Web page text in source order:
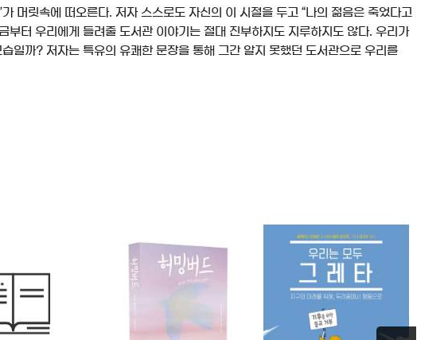
머릿속에 떠오른다. 저자 스스로도 자신의 이 시절을 두고 “나의 젊음은 죽었다고
터 우리에게 들려줄 도서관 이야기는 절대 진부하지도 지루하지도 않다. 우리가
일까? 저자는 특유의 유쾌한 문장을 통해 그간 알지 못했던 도서관으로 우리를